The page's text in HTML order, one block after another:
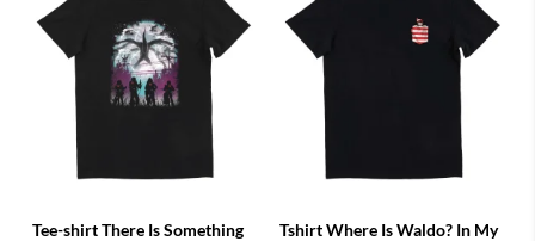
Tee-shirt There Is Something
Tshirt Where Is Waldo? In My